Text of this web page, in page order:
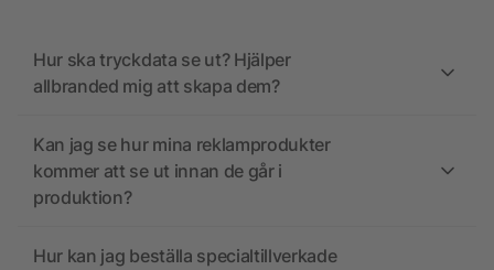
Hur ska tryckdata se ut? Hjälper
allbranded mig att skapa dem?
Kan jag se hur mina reklamprodukter
kommer att se ut innan de går i
produktion?
Hur kan jag beställa specialtillverkade